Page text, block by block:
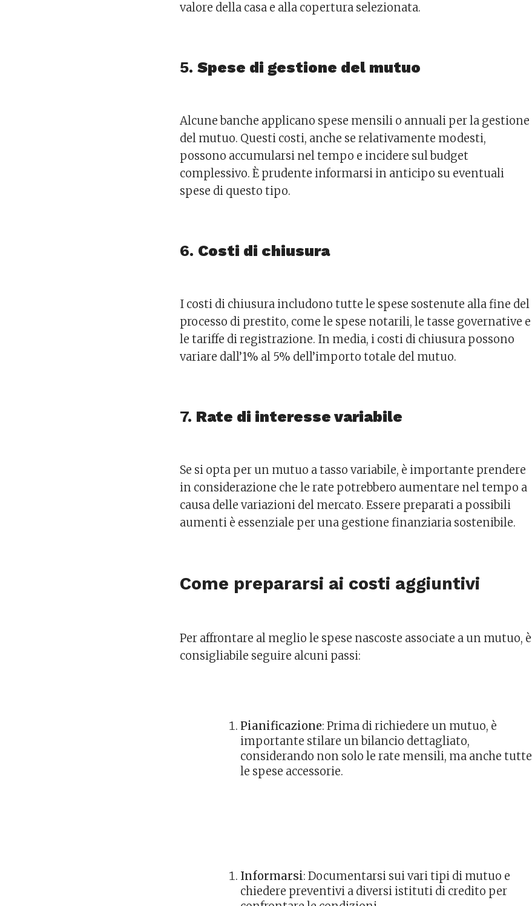
valore della casa e alla copertura selezionata.
5.Spese di gestione del mutuo
Alcune banche applicano spese mensili o annuali per la gestione
del mutuo. Questi costi, anche se relativamente modesti,
possono accumularsi nel tempo e incidere sul budget
complessivo. È prudente informarsi in anticipo su eventuali
spese di questo tipo.
6. Costi di chiusura
I costi di chiusura includono tutte le spese sostenute alla fine del
processo di prestito, come le spese notarili, le tasse governative e
le tariffe di registrazione. In media, i costi di chiusura possono
variare dall’1% al 5% dell’importo totale del mutuo.
7. Rate di interesse variabile
Se si opta per un mutuo a tasso variabile, è importante prendere
in considerazione che le rate potrebbero aumentare nel tempo a
causa delle variazioni del mercato. Essere preparati a possibili
aumenti è essenziale per una gestione finanziaria sostenibile.
Come prepararsi ai costi aggiuntivi
Per affrontare al meglio le spese nascoste associate a un mutuo, è
consigliabile seguire alcuni passi:
Pianificazione: Prima di richiedere un mutuo, è
importante stilare un bilancio dettagliato,
considerando non solo le rate mensili, ma anche tutte
le spese accessorie.
Informarsi: Documentarsi sui vari tipi di mutuo e
chiedere preventivi a diversi istituti di credito per